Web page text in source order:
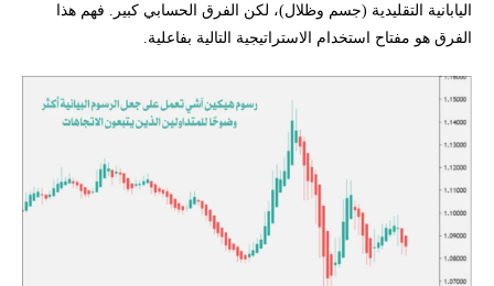
اليابانية التقليدية (جسم وظلال)، لكن الفرق الحسابي كبير. فهم هذا
الفرق هو مفتاح استخدام الاستراتيجية التالية بفاعلية.